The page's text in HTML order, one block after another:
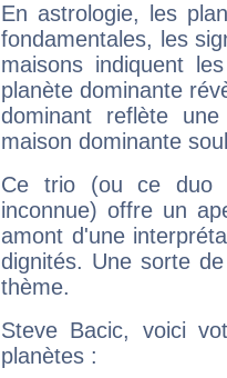
En astrologie, les
fondamentales, les
maisons indiquent
planète dominante
dominant reflète
maison dominante
Ce trio (ou ce duo
inconnue) offre un
amont d'une
dignités. Une sorte
thème.
Steve Bacic, voici
planètes :